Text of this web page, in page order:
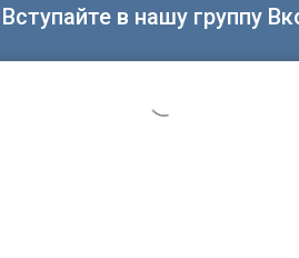
в нашу группу